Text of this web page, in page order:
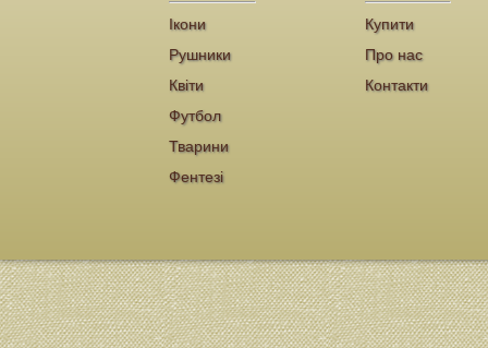
Купити
Про нас
Контакти
Ікони
Рушники
Квіти
Футбол
Тварини
Фентезі